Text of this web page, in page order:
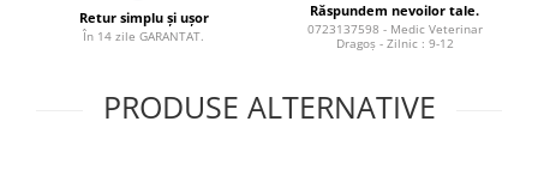
Retur simplu și ușor
În 14 zile GARANTAT.
Răspundem nevoilor tale.
0723137598 - Medic Veterinar
Dragoș - Zilnic : 9-12
PRODUSE ALTERNATIVE